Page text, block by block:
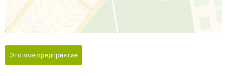
Это мое предприятие